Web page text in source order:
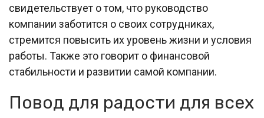
свидетельствует о том, что руководство
компании заботится о своих сотрудниках,
стремится повысить их уровень жизни и условия
работы. Также это говорит о финансовой
стабильности и развитии самой компании.
Повод для радости для всех